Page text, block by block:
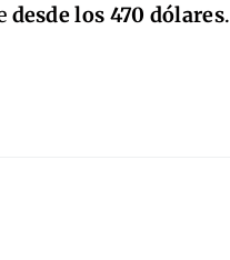
desde los 470 dólares.